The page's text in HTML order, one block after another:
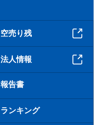
空売り残
法人情報
報告書
ランキング